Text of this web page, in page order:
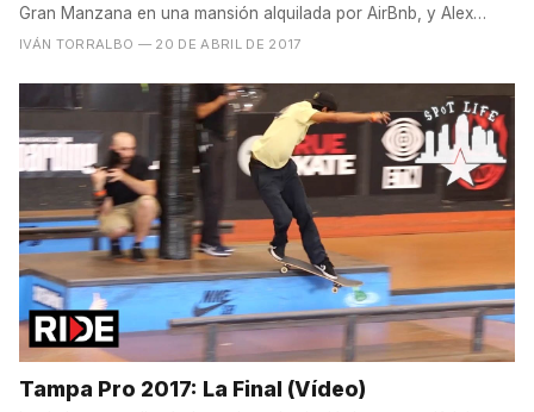
Gran Manzana en una mansión alquilada por AirBnb, y Alex
Raspa...
IVÁN TORRALBO — 20 DE ABRIL DE 2017
Tampa Pro 2017: La Final (Vídeo)